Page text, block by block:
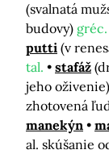
(svalnatá
budovy) gréc.
putti (v
tal.
stafáž
jeho oživenie)
zhotovená
manekýn
al. skúšanie